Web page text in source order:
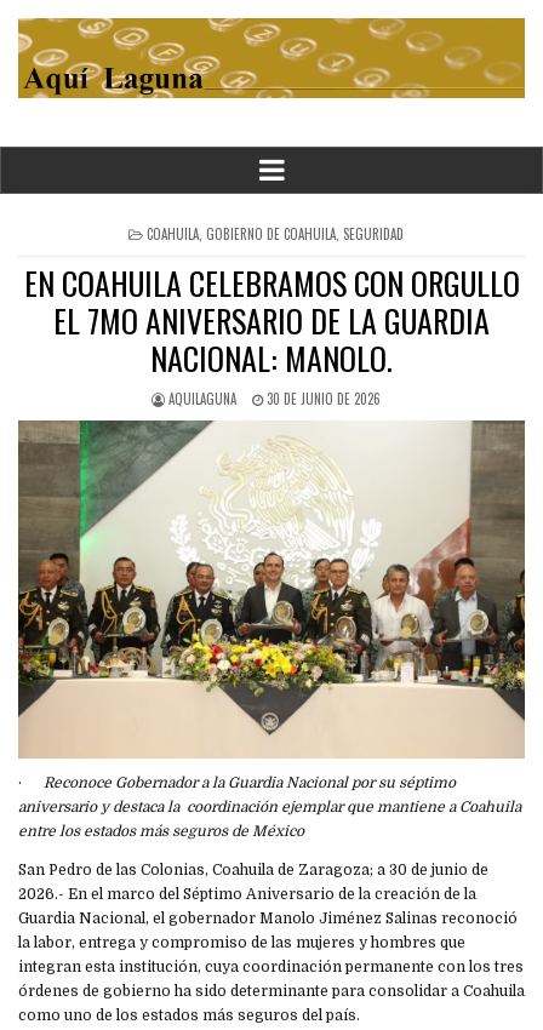
POSTED
IN
COAHUILA, GOBIERNO DE COAHUILA, SEGURIDAD
EN COAHUILA CELEBRAMOS CON ORGULLO
EL 7MO ANIVERSARIO DE LA GUARDIA
NACIONAL: MANOLO.
AQUILAGUNA 30 DE JUNIO DE 2026
· Reconoce Gobernador a la Guardia Nacional por su séptimo
aniversario y destaca la coordinación ejemplar que mantiene a Coahuila
entre los estados más seguros de México
San Pedro de las Colonias, Coahuila de Zaragoza; a 30 de junio de
2026.- En el marco del Séptimo Aniversario de la creación de la
Guardia Nacional, el gobernador Manolo Jiménez Salinas reconoció
la labor, entrega y compromiso de las mujeres y hombres que
integran esta institución, cuya coordinación permanente con los tres
órdenes de gobierno ha sido determinante para consolidar a Coahuila
como uno de los estados más seguros del país.